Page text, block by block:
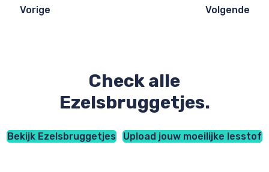
Vorige Volgende
Check alle
Ezelsbruggetjes.
Bekijk Ezelsbruggetjes Upload jouw moeilijke lesstof